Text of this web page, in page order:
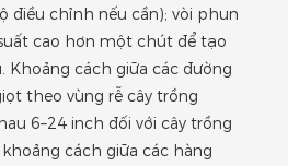
điều chỉnh nếu cần); vòi phun
cao hơn một chút để tạo
Khoảng cách giữa các đường
theo vùng rễ cây trồng
6–24 inch đối với cây trồng
cách giữa các hàng